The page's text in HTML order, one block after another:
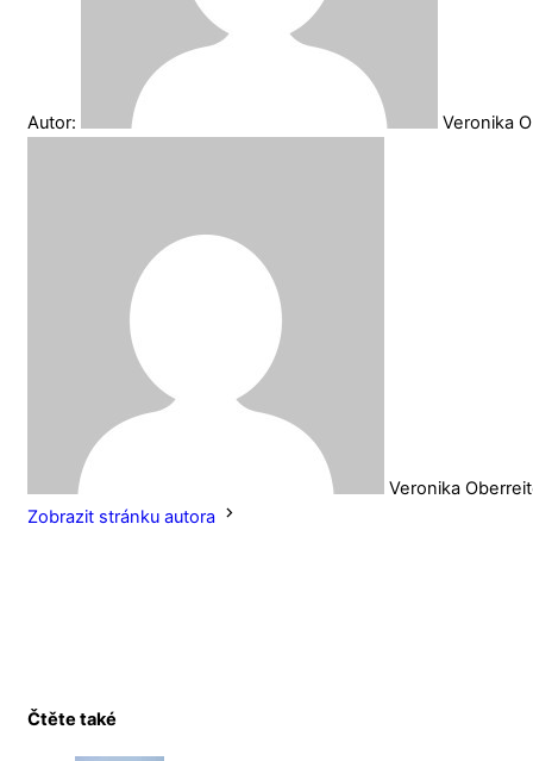
Autor: Veronika
Veronika
Zobrazit stránku autora
Čtěte také